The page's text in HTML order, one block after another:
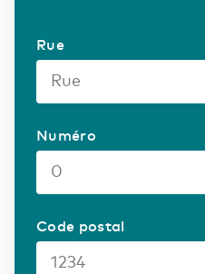
Transportez vos
Transport de
ICT &
Industrie
Deutschland
Germany English
Rue
Numéro
Code postal